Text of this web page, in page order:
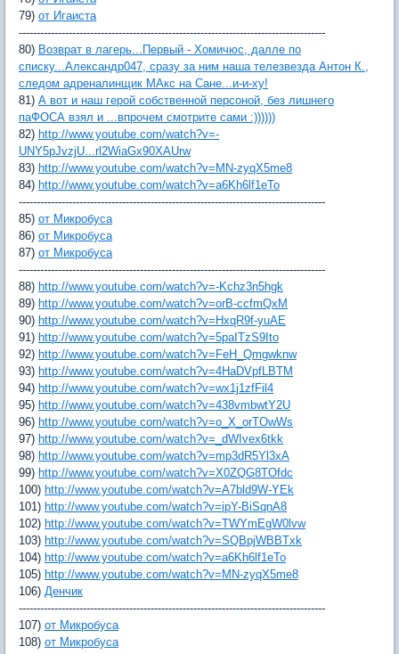
79) от Игаиста
--------------------------------------------------------------------------------------
80) Возврат в лагерь...Первый - Хомичюс, далле по
списку...Александр047, сразу за ним наша телезвезда Антон К.,
следом адреналинщик МАкс на Сане...и-и-ху!
81) А вот и наш герой собственной персоной, без лишнего
паФОСА взял и ...впрочем смотрите сами :))))))
82) http://www.youtube.com/watch?v=-
UNY5pJvzjU...rl2WiaGx90XAUrw
83) http://www.youtube.com/watch?v=MN-zyqX5me8
84) http://www.youtube.com/watch?v=a6Kh6lf1eTo
--------------------------------------------------------------------------------------
85) от Микробуса
86) от Микробуса
87) от Микробуса
--------------------------------------------------------------------------------------
88) http://www.youtube.com/watch?v=-Kchz3n5hgk
89) http://www.youtube.com/watch?v=orB-ccfmQxM
90) http://www.youtube.com/watch?v=HxqR9f-yuAE
91) http://www.youtube.com/watch?v=5paITzS9Ito
92) http://www.youtube.com/watch?v=FeH_Qmgwknw
93) http://www.youtube.com/watch?v=4HaDVpfLBTM
94) http://www.youtube.com/watch?v=wx1j1zfFil4
95) http://www.youtube.com/watch?v=438vmbwtY2U
96) http://www.youtube.com/watch?v=o_X_orTOwWs
97) http://www.youtube.com/watch?v=_dWIvex6tkk
98) http://www.youtube.com/watch?v=mp3dR5Yl3xA
99) http://www.youtube.com/watch?v=X0ZQG8TOfdc
100) http://www.youtube.com/watch?v=A7bld9W-YEk
101) http://www.youtube.com/watch?v=ipY-BiSqnA8
102) http://www.youtube.com/watch?v=TWYmEgW0lvw
103) http://www.youtube.com/watch?v=SQBpjWBBTxk
104) http://www.youtube.com/watch?v=a6Kh6lf1eTo
105) http://www.youtube.com/watch?v=MN-zyqX5me8
106) Денчик
--------------------------------------------------------------------------------------
107) от Микробуса
108) от Микробуса